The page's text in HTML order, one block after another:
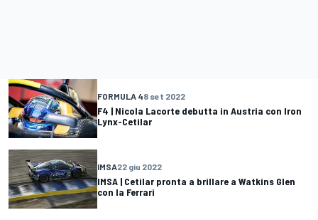
FORMULA 48 set 2022
F4 | Nicola Lacorte debutta in Austria con Iron
Lynx-Cetilar
IMSA22 giu 2022
IMSA | Cetilar pronta a brillare a Watkins Glen
con la Ferrari